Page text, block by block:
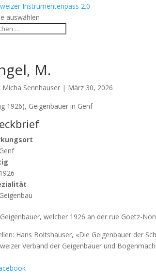
Instrumentenpass 2.0
auswählen
M.
Micha Sennhauser | März 30, 2026
1926), Geigenbauer in Genf
Genf
1926
Geigenbau
welcher 1926 an der rue Goetz-
Hans Boltshauser, «Die Geigenbauer der
Verband der Geigenbauer und